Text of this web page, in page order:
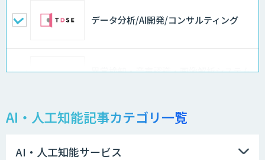
データ分析/AI開発/コンサルティング
異常検知・音声認識・画像解析システム
物品輸出から留学生・研究者のバックチ
AI・人工知能記事カテゴリ一覧
AI・人工知能サービス